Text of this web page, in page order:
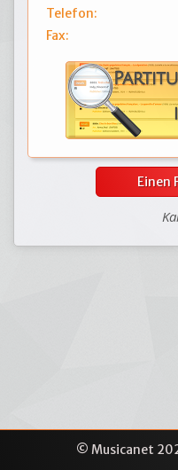
Telefon:
Fax:
Einen
© Musicanet